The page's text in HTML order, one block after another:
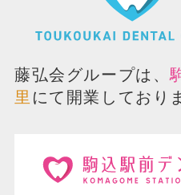
藤弘会グループは、
里 にて開業しており